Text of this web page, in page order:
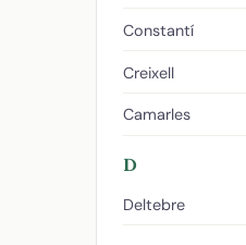
Constantí
Creixell
Camarles
D
Deltebre